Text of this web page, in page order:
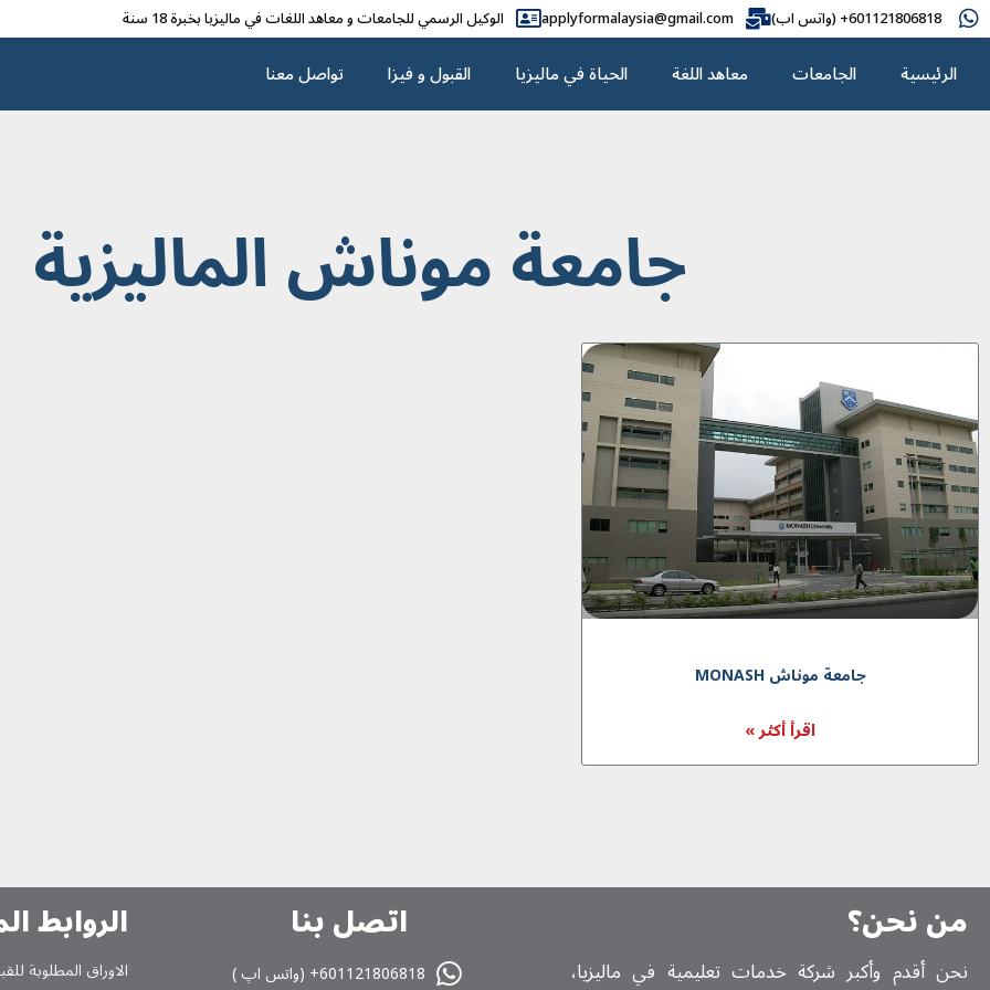
601121806818+ (واتس اب) applyformalaysia@gmail.com الوکیل الرسمي للجامعات و معاهد اللغات في مالیزیا بخبرة 18 سنة
الرئيسية الجامعات معاهد اللغة الحياة في ماليزيا القبول و فیزا تواصل معنا
جامعة موناش الماليزية
جامعة موناش MONASH
اقرأ أكثر »
من نحن؟
نحن أقدم وأكبر شركة خدمات تعلیمیة في ماليزيا،
اتصل بنا
601121806818+ (واتس اپ )
الروابط
الاوراق المطلوبة